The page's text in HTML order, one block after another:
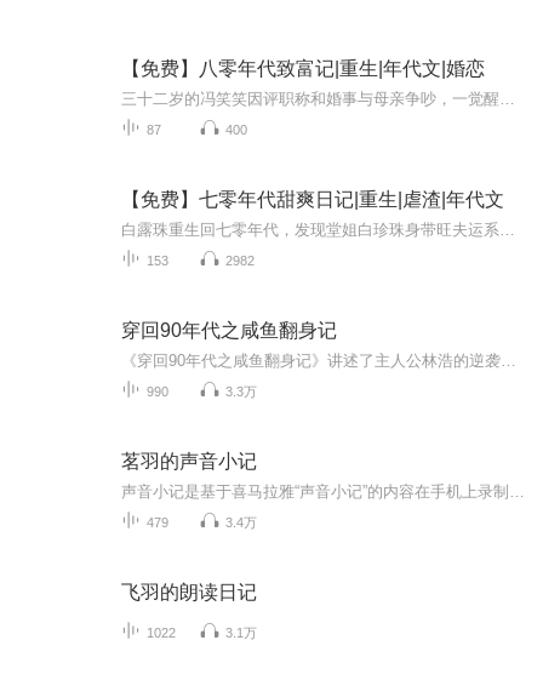
【免费】八零年代致富记|重生|年代文|婚恋
87 400
【免费】七零年代甜爽日记|重生|虐渣|年代文
153 2982
穿回90年代之咸鱼翻身记
990 3.3万
茗羽的声音小记
479 3.4万
飞羽的朗读日记
1022 3.1万